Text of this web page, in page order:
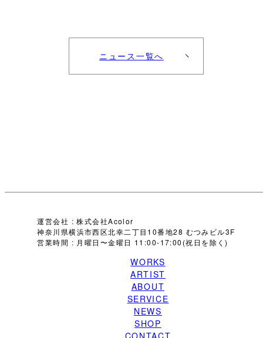
ニュース一覧へ
運営会社 : 株式会社Acolor
神奈川県横浜市西区北幸二丁目10番地28 むつみビル3F
営業時間 : 月曜日〜金曜日 11:00-17:00(祝日を除く)
WORKS
ARTIST
ABOUT
SERVICE
NEWS
SHOP
CONTACT